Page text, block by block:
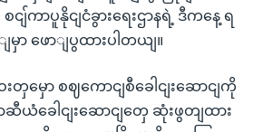
ျ်ကာပူနိုငျငံခွားရေးဌာနရဲ့ ဒီကနေ့ ရ
မှာ ဖောျပွထားပါတယျ။
မှော စဈကောငျစီခေါငျးဆောငျကို
ယံခေါငျးဆောငျတှေ ဆုံးဖွတျထား